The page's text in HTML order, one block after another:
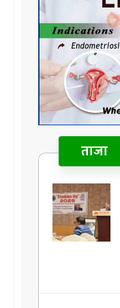
ताजा